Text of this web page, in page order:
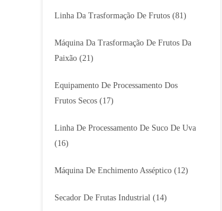
Linha Da Trasformação De Frutos (81)
Máquina Da Trasformação De Frutos Da
Paixão (21)
Equipamento De Processamento Dos
Frutos Secos (17)
Linha De Processamento De Suco De Uva
(16)
Máquina De Enchimento Asséptico (12)
Secador De Frutas Industrial (14)